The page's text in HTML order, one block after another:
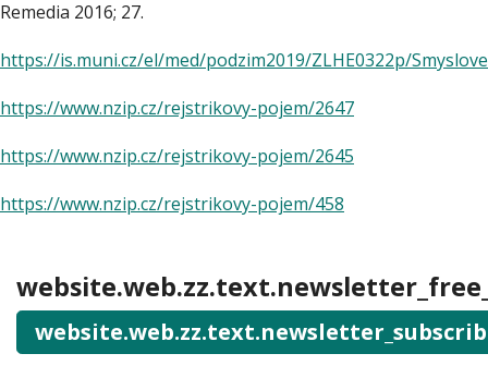
Remedia 2016; 27.
https://is.muni.cz/el/med/podzim2019/ZLHE0322p/
https://www.nzip.cz/rejstrikovy-pojem/2647
https://www.nzip.cz/rejstrikovy-pojem/2645
https://www.nzip.cz/rejstrikovy-pojem/458